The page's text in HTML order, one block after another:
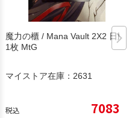
魔力の櫃 / Mana Vault 2X2 日版
1枚 MtG
マイストア在庫： 2631
税込 7083